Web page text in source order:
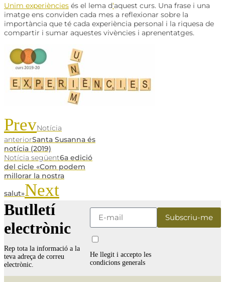
Unim experiències és el lema d‘aquest curs. Una frase i una
imatge ens conviden cada mes a reflexionar sobre la
importància que té cada experiència personal i la riquesa de
compartir i sumar aquestes vivències i aprenentatges.
PrevNotícia
anteriorSanta Susanna és
notícia (2019)
Notícia següent6a edició
del cicle «Com podem
millorar la nostra
salut»Next
Butlletí
electrònic
Rep tota la informació a la
teva adreça de correu
electrònic.
He llegit i accepto les
condicions generals